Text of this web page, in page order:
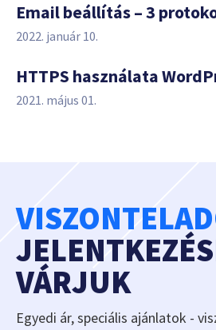
Email beállítás – 3
2022. január 10.
HTTPS használata
2021. május 01.
VÁRJUK
Egyedi ár, speciális ajánlatok -